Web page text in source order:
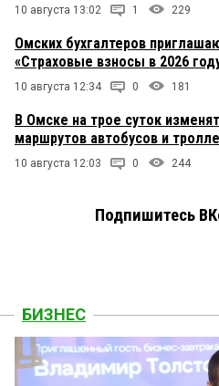
10 августа 13:02 1 229
Омских бухгалтеров
«Страховые взносы в 2026
10 августа 12:34 0 181
В Омске на трое суток
маршрутов автобусов и
10 августа 12:03 0 244
Подпишитесь
БИЗНЕС